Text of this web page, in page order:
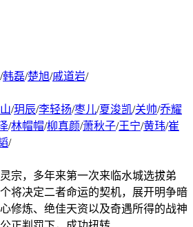
/韩磊/楚旭/戚道岩/
/玥辰/李轻扬/枣儿/夏浚凯/关帅/乔耀
/林帽帽/柳真颜/萧秋子/王宁/黄玮/崔
/
，多年来第一次来临水城选拔弟
将决定二者命运的契机，展开明争暗
修炼、绝佳天资以及奇遇所得的战神